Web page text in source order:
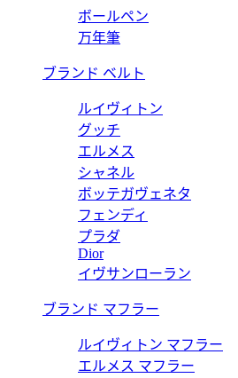
ボールペン
万年筆
ブランド ベルト
ルイヴィトン
グッチ
エルメス
シャネル
ボッテガヴェネタ
フェンディ
プラダ
Dior
イヴサンローラン
ブランド マフラー
ルイヴィトン マフラー
エルメス マフラー